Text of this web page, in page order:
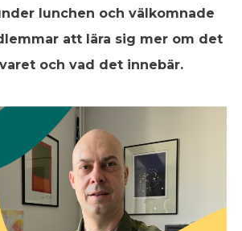
lunchen och välkomnade
att lära sig mer om det
och vad det innebär.